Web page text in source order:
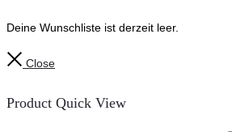
Deine Wunschliste ist derzeit leer.
Close
Product Quick View